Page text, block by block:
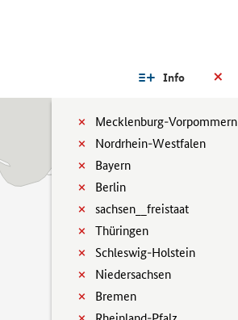
Info
Mecklenburg-Vorpommern
Nordrhein-Westfalen
Bayern
Berlin
sachsen__freistaat
Thüringen
Schleswig-Holstein
Niedersachsen
Bremen